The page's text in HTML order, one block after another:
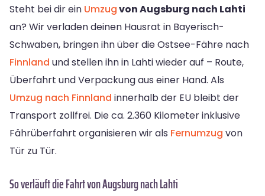
Steht bei dir ein Umzugvon Augsburg nach Lahti
an? Wir verladen deinen Hausrat in Bayerisch-
Schwaben, bringen ihn über die Ostsee-Fähre nach
Finnland und stellen ihn in Lahti wieder auf – Route,
Überfahrt und Verpackung aus einer Hand. Als
Umzug nach Finnland innerhalb der EU bleibt der
Transport zollfrei. Die ca. 2.360 Kilometer inklusive
Fährüberfahrt organisieren wir als Fernumzug von
Tür zu Tür.
So verläuft die Fahrt von Augsburg nach Lahti